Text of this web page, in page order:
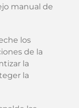
manual de
los
de la
la
la